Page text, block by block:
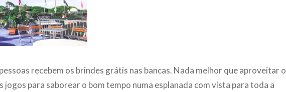
recebem os brindes grátis nas bancas. Nada melhor que aproveitar o
jogos para saborear o bom tempo numa esplanada com vista para toda a